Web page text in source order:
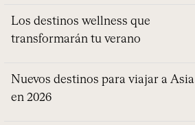
Los destinos wellness que
transformarán tu verano
Nuevos destinos para viajar a Asia
en 2026